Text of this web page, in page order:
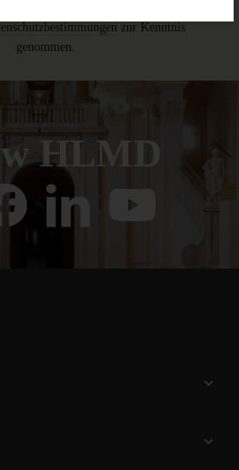
zur Kenntnis
genommen.
HLMD